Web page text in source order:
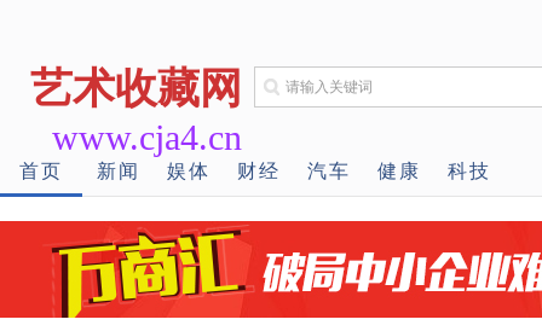
艺术收藏网
www.cja4.cn
首页 新闻 娱体 财经 汽车 健康 科技